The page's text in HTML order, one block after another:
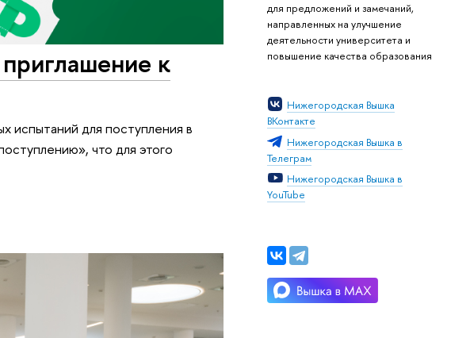
для предложений и замечаний,
направленных на улучшение
деятельности университета и
повышение качества образования
Нижегородская Вышка
ВКонтакте
Нижегородская Вышка в
Телеграм
Нижегородская Вышка в
YouTube
к
испытаний для поступления в
что для этого